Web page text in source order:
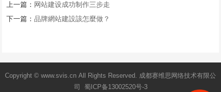
上一篇： 网站建设成功制作三步走
下一篇：品牌網站建設該怎麼做？
Copyright © www.svis.cn All Rights Reserved. 成都赛维思网络技术有限公
司 蜀ICP备13002520号-3